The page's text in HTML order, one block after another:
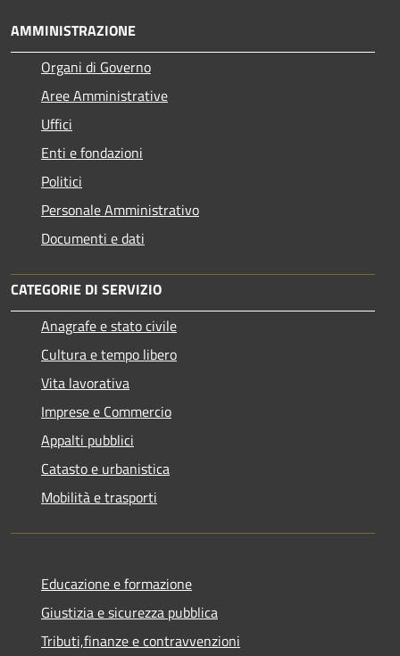
AMMINISTRAZIONE
Organi di Governo
Aree Amministrative
Uffici
Enti e fondazioni
Politici
Personale Amministrativo
Documenti e dati
CATEGORIE DI SERVIZIO
Anagrafe e stato civile
Cultura e tempo libero
Vita lavorativa
Imprese e Commercio
Appalti pubblici
Catasto e urbanistica
Mobilità e trasporti
Educazione e formazione
Giustizia e sicurezza pubblica
Tributi,finanze e contravvenzioni